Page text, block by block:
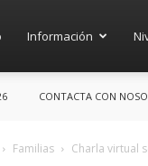
Información
CONTACTA CON
Familias Charla virtual